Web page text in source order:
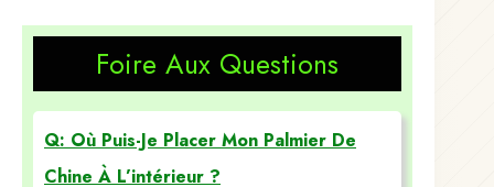
Foire Aux Questions
Q: Où Puis-Je Placer Mon Palmier De
Chine À L’intérieur ?